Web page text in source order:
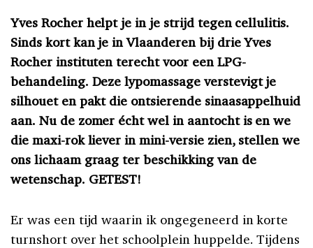
Yves Rocher helpt je in je strijd tegen cellulitis.
Sinds kort kan je in Vlaanderen bij drie Yves
Rocher instituten terecht voor een LPG-
behandeling. Deze lypomassage verstevigt je
silhouet en pakt die ontsierende sinaasappelhuid
aan. Nu de zomer écht wel in aantocht is en we
die maxi-rok liever in mini-versie zien, stellen we
ons lichaam graag ter beschikking van de
wetenschap. GETEST!
Er was een tijd waarin ik ongegeneerd in korte
turnshort over het schoolplein huppelde. Tijdens